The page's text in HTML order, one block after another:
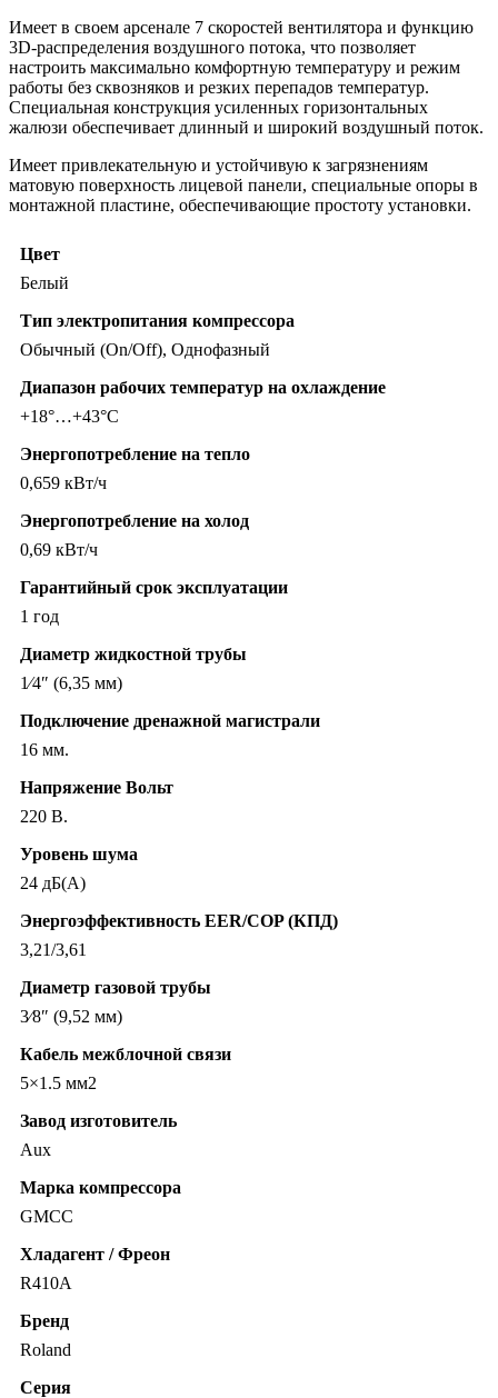
Имеет в своем арсенале 7 скоростей вентилятора и функцию
3D-распределения воздушного потока, что позволяет
настроить максимально комфортную температуру и режим
работы без сквозняков и резких перепадов температур.
Специальная конструкция усиленных горизонтальных
жалюзи обеспечивает длинный и широкий воздушный поток.
Имеет привлекательную и устойчивую к загрязнениям
матовую поверхность лицевой панели, специальные опоры в
монтажной пластине, обеспечивающие простоту установки.
Цвет
Белый
Тип электропитания компрессора
Обычный (On/Off), Однофазный
Диапазон рабочих температур на охлаждение
+18°…+43°C
Энергопотребление на тепло
0,659 кВт/ч
Энергопотребление на холод
0,69 кВт/ч
Гарантийный срок эксплуатации
1 год
Диаметр жидкостной трубы
1⁄4″ (6,35 мм)
Подключение дренажной магистрали
16 мм.
Напряжение Вольт
220 В.
Уровень шума
24 дБ(А)
Энергоэффективность EER/COP (КПД)
3,21/3,61
Диаметр газовой трубы
3⁄8″ (9,52 мм)
Кабель межблочной связи
5×1.5 мм2
Завод изготовитель
Aux
Марка компрессора
GMCC
Хладагент / Фреон
R410A
Бренд
Roland
Серия